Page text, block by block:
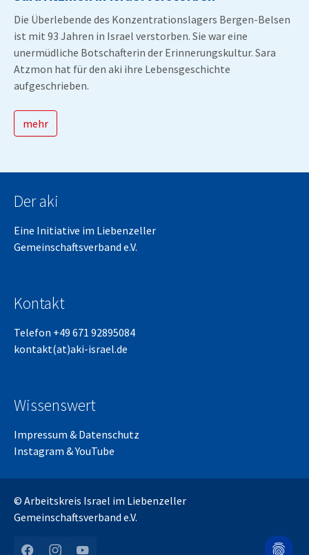
Die Überlebende des Konzentrationslagers Bergen-Belsen
ist mit 93 Jahren in Israel verstorben. Sie war eine
unermüdliche Botschafterin der Erinnerungskultur. Sara
Atzmon hat für den aki ihre Lebensgeschichte
aufgeschrieben.
mehr
Der aki
Eine Initiative im Liebenzeller
Gemeinschaftsverband e.V.
Kontakt
Telefon +49 671 92895084
kontakt(at)aki-israel.de
Wissenswert
Impressum & Datenschutz
Instagram &YouTube
© Arbeitskreis Israel im Liebenzeller
Gemeinschaftsverband e.V.